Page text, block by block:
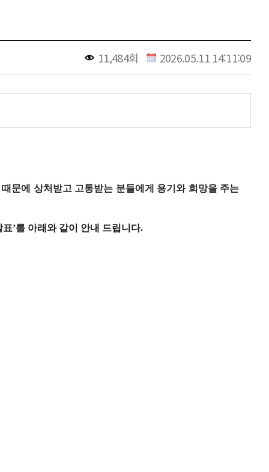
11,484회 2026.05.11 14:11:09
문에 상처받고 고통받는 분들에게 용기와 희망을 주는
표’를 아래와 같이 안내 드립니다.